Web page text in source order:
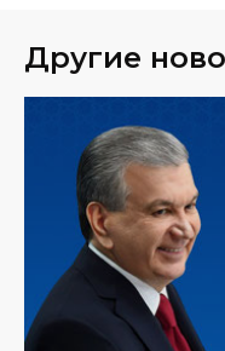
Другие